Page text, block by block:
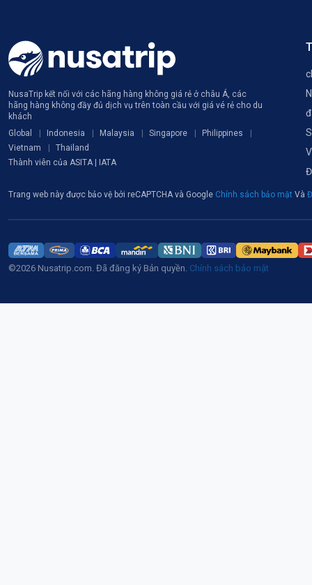
NusaTrip kết nối với các hãng hàng không giá rẻ ở châu Á, các
hãng hàng không đầy đủ dịch vụ trên toàn cầu với giá vé rẻ cho du
khách
Global
Indonesia Malaysia Singapore
Philippines
Vietnam
Thailand
Thành viên của ASITA | IATA
Trang web này được bảo vệ bởi reCAPTCHA và Google Chính sách bảo mật Và
©2026 Nusatrip.com. Đã đăng ký Bản quyền. Chính sách bảo mật